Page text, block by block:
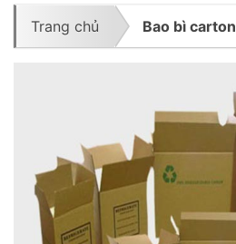
Trang chủ Bao bì carton